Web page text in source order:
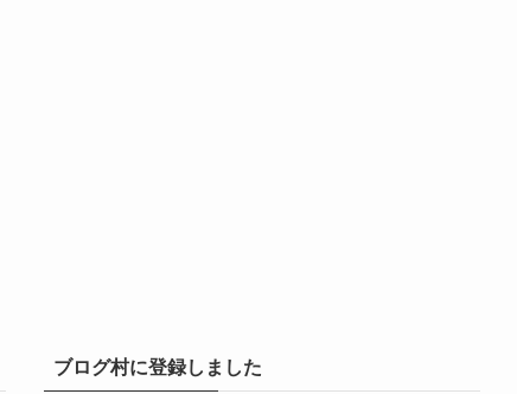
ブログ村に登録しました